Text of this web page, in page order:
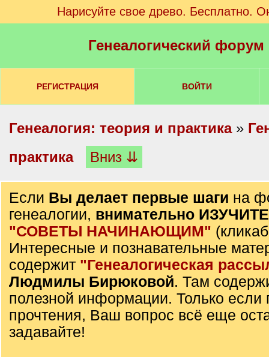
Нарисуйте свое древо. Бесплатно.
Генеалогический
РЕГИСТРАЦИЯ ВОЙТИ
Генеалогия: теория и практика»
практика
Вниз ⇊
Если Вы делает первые шаги на
генеалогии, внимательно
"СОВЕТЫ НАЧИНАЮЩИМ"
Интересные и познавательные
содержит "Генеалогическая
Людмилы Бирюковой. Там
полезной информации. Только если
прочтения, Ваш вопрос всё еще
задавайте!